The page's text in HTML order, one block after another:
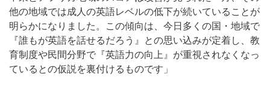
他の地域では成人の英語レベルの低下が続いていることが
明らかになりました。この傾向は、今日多くの国・地域で
『誰もが英語を話せるだろう』との思い込みが定着し、教
育制度や民間分野で『英語力の向上』が重視されなくなっ
ているとの仮説を裏付けるものです」